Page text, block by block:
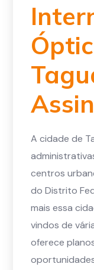
A cidade de
centros
do Distrito
mais essa
vindos de
oferece